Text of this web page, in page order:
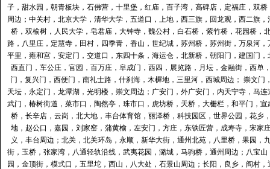
子，甜水园，朝青板块，石佛营，十里堡，红庙，百子湾，高碑店，定福庄，双
周边；中关村，北京大学，清华大学，五道口，上地，西三旗，回龙观，西二旗
桥，双榆树，人民大学，皂君庙，大钟寺，魏公村，白石桥，紫竹桥，花园桥
路，八里庄，定慧寺，田村，四季青，香山，世纪城，苏州桥，苏州街，万泉河
平里，雍和宫，安定门，交道口，东四十条，海运仓，北新桥，朝阳门，建国门
西直门，车公庄，官园，百万庄，阜成门，西四，展览路，月坛，金融街，西
门，复兴门，西便门，南礼士路，什刹海，木樨地，三里河，西城周边； 崇文
天坛，永定门，龙潭湖，光明楼，崇文周边；广安门，外广安门，内天宁寺，马
武门，椿树街道，菜市口，陶然亭，珠市口，虎坊桥，天桥，大栅栏，和平门，
桥，长辛店，云岗，北大地，丰台体育馆，丽泽桥，科技园区，世界公园，花
地，赵公口，嘉园，刘家窑，蒲黄榆，左安门，方庄，东铁匠营，成寿寺，宋
义，丰台周边；北关，北关环岛，永顺，新华大街，通州北苑，八里桥，果园
街，玉桥，张家湾，八通轻轨沿线，武夷花园，潞城，马驹桥，通州周边；八宝
园，金顶街，模式口，五里坨，西山，八大处，石景山周边；长阳，良乡，阎村